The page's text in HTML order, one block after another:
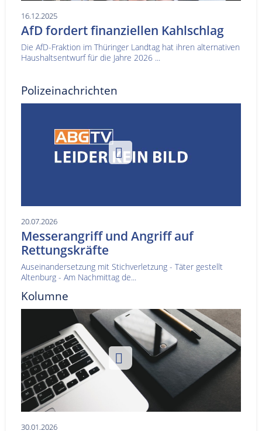
16.12.2025
AfD fordert finanziellen Kahlschlag
Die AfD-Fraktion im Thüringer Landtag hat ihren alternativen
Haushaltsentwurf für die Jahre 2026 ...
Polizeinachrichten
20.07.2026
Messerangriff und Angriff auf
Rettungskräfte
Auseinandersetzung mit Stichverletzung - Täter gestellt
Altenburg - Am Nachmittag de...
Kolumne
30.01.2026